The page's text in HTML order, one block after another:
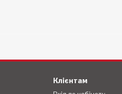
Клієнтам